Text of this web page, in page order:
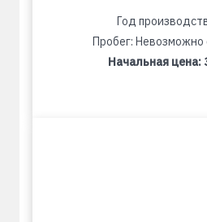
Год
Пробег: Невозможно
Начальная цена: